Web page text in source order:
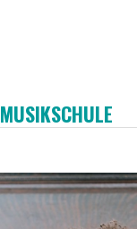
MUSIKSCHULE